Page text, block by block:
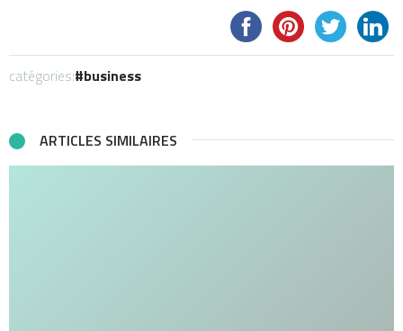
catégories: business
ARTICLES SIMILAIRES